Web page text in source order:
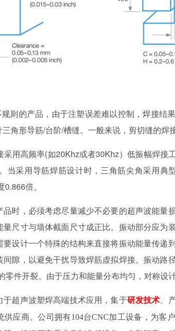
则的产品，由于注塑误差难以控制，焊接结
角形导筋/台阶/槽缝。一般来说，剪切缝的焊
用高频率(如20Khz或者30Khz）低振幅焊接
当采用导筋焊筋设计时，三角筋尖角采用典
倍。
时，必须考虑尽量减少不必要的超声波能量
尺寸与墙体截面尺寸成正比。振动部分应为
设计一个特殊的结构来直接将振动能量传递
隙，以避免干扰导致焊筋虚拟焊接。振动路
件开裂。由于压力和能量分布均匀，对称设
于超声波塑焊高端技术应用，集于研发技术 、
应商。公司拥有104台CNC加工设备，为客